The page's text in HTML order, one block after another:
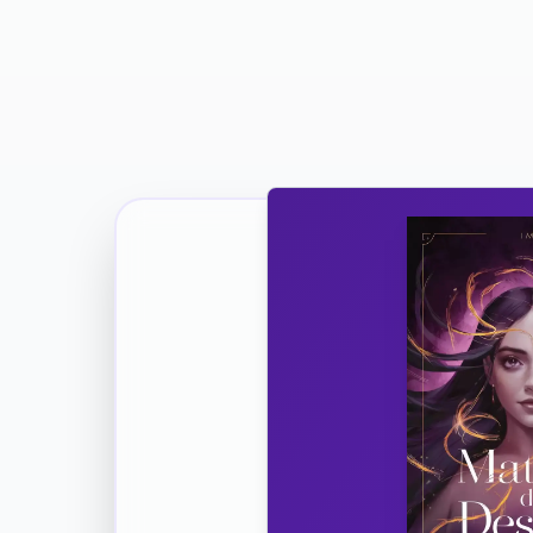
Vuoi
Ricevi la Tua Copia